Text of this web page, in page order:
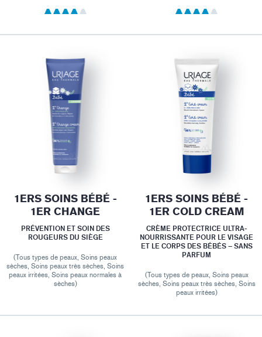
1ERS SOINS BÉBÉ -
1ER CHANGE
PRÉVENTION ET SOIN DES
ROUGEURS DU SIÈGE
(Tous types de peaux, Soins peaux
sèches, Soins peaux très sèches, Soins
peaux irritées, Soins peaux normales à
sèches)
1ERS SOINS BÉBÉ -
1ER COLD CREAM
CRÈME PROTECTRICE ULTRA-
NOURRISSANTE POUR LE VISAGE
ET LE CORPS DES BÉBÉS – SANS
PARFUM
(Tous types de peaux, Soins peaux
sèches, Soins peaux très sèches, Soins
peaux irritées)